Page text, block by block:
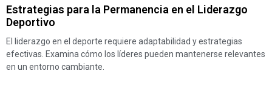
Estrategias para la Permanencia en el Liderazgo
Deportivo
El liderazgo en el deporte requiere adaptabilidad y estrategias
efectivas. Examina cómo los líderes pueden mantenerse relevantes
en un entorno cambiante.